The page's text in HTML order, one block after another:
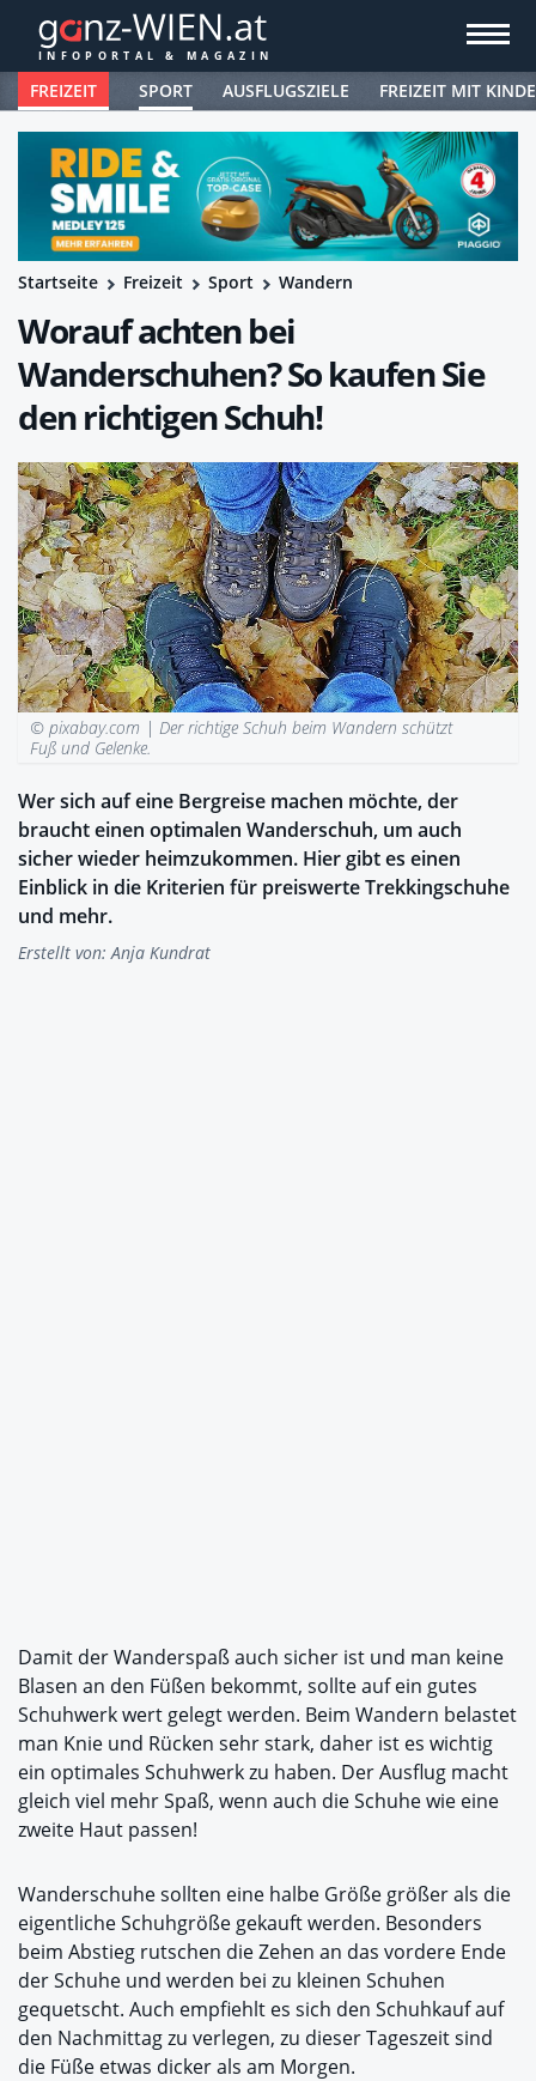
FREIZEIT SPORT AUSFLUGSZIELE FREIZEIT MIT
Startseite Freizeit Sport Wandern
Worauf achten bei
Wanderschuhen? So kaufen Sie
den richtigen Schuh!
© pixabay.com | Der richtige Schuh beim Wandern schützt
Fuß und Gelenke.
Wer sich auf eine Bergreise machen möchte, der
braucht einen optimalen Wanderschuh, um auch
sicher wieder heimzukommen. Hier gibt es einen
Einblick in die Kriterien für preiswerte Trekkingschuhe
und mehr.
Erstellt von: Anja Kundrat
Damit der Wanderspaß auch sicher ist und man keine
Blasen an den Füßen bekommt, sollte auf ein gutes
Schuhwerk wert gelegt werden. Beim Wandern belastet
man Knie und Rücken sehr stark, daher ist es wichtig
ein optimales Schuhwerk zu haben. Der Ausflug macht
gleich viel mehr Spaß, wenn auch die Schuhe wie eine
zweite Haut passen!
Wanderschuhe sollten eine halbe Größe größer als die
eigentliche Schuhgröße gekauft werden. Besonders
beim Abstieg rutschen die Zehen an das vordere Ende
der Schuhe und werden bei zu kleinen Schuhen
gequetscht. Auch empfiehlt es sich den Schuhkauf auf
den Nachmittag zu verlegen, zu dieser Tageszeit sind
die Füße etwas dicker als am Morgen.